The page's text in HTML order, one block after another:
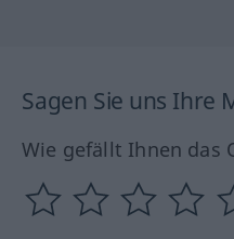
Sagen Sie uns Ihre
Wie gefällt Ihnen das